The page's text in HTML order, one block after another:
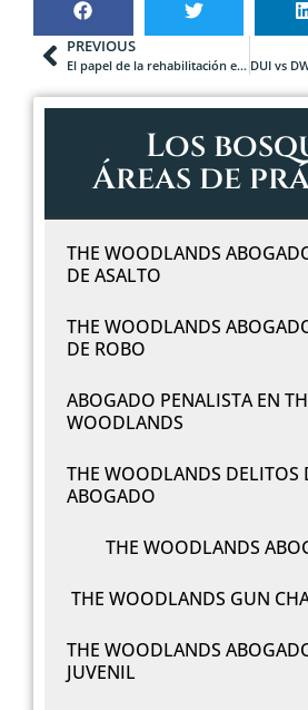
PREVIOUS
El papel de la rehabilitación en los asuntos penales de menores
Los
Áreas de
THE WOODLANDS
DE ASALTO
THE WOODLANDS
DE ROBO
ABOGADO PENALISTA EN
WOODLANDS
THE WOODLANDS DELITOS
ABOGADO
THE WOODLANDS
THE WOODLANDS GUN
THE WOODLANDS
JUVENIL